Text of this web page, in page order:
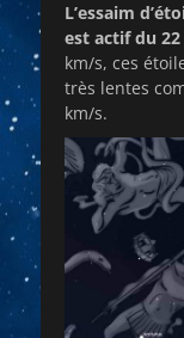
L’essaim
est actif du
km/s, ces
très lentes
km/s.